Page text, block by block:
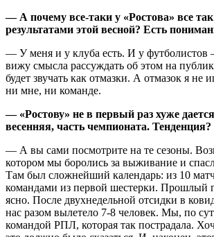
— А почему все-таки у «Ростова» все так
результатами этой весной? Есть
— У меня и у клуба есть. И у
вижу смысла рассуждать об этом на
будет звучать как отмазки. А отмазок я
ни мне, ни команде.
— «Ростову» не в первый раз хуже
весенняя, часть чемпионата. Тенденция?
— А вы сами посмотрите на те сезоны.
котором мы боролись за выживание и
Там был сложнейший календарь: из 10
командами из первой шестерки. Прошлый
ясно. После двухнедельной отсидки в
нас разом вылетело 7-8 человек. Мы, по
командой РПЛ, которая так пострадала.